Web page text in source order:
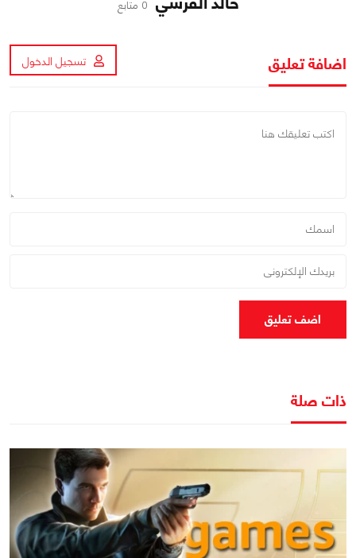
0 متابع
اضافة تعليق تسجيل الدخول
اضف تعليق
ذات صلة